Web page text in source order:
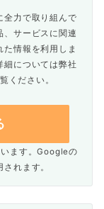
全力で取り組んで
、サービスに関連
情報を利用しま
細については弊社
ください。
ます。Googleの
されます。